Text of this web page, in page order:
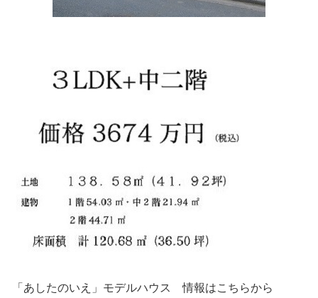
「あしたのいえ」モデルハウス 情報はこちらから